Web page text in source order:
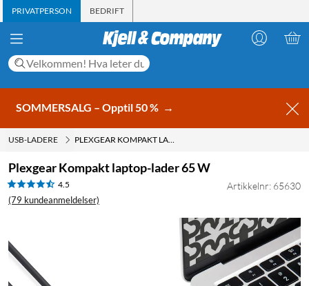
PRIVATPERSON BEDRIFT
SOMMERSALG – Opptil 50 % →
USB-LADERE PLEXGEAR KOMPAKT LAPTOP-LADER 65 W
Plexgear Kompakt laptop-lader 65 W
4.5
(79 kundeanmeldelser)
Artikkelnr: 65630